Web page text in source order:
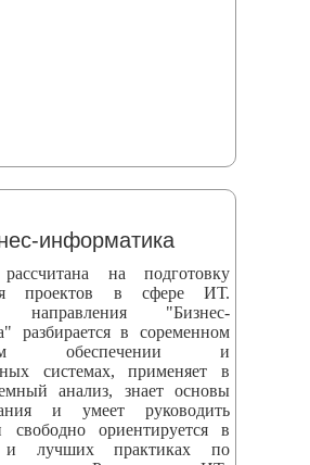
информатика
на подготовку
проектов в сфере ИТ.
направления "Бизнес-
разбирается в соременном
обеспечении и
системах, применяет в
анализ, знает основы
и умеет руководить
ориентируется в
и лучших практиках по